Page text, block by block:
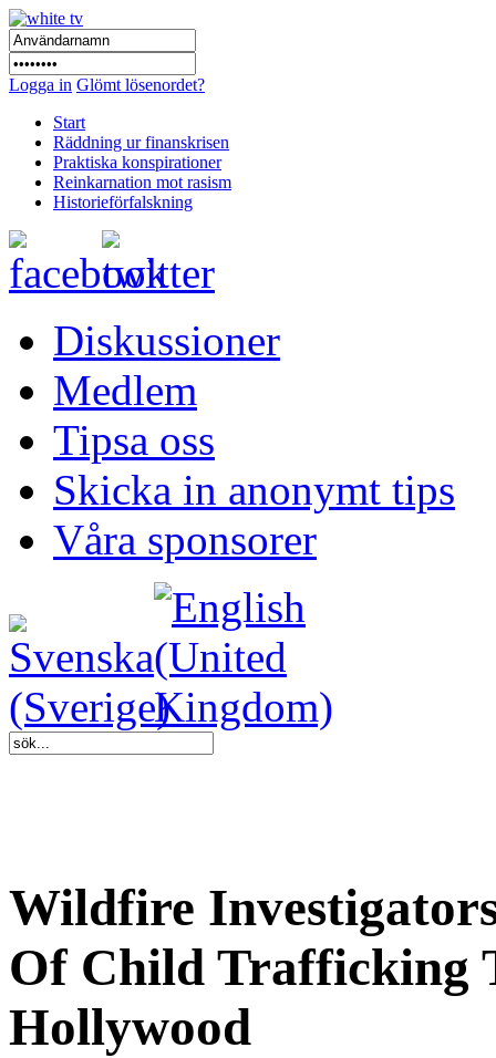
Logga in Glömt lösenordet?
Start
Räddning ur finanskrisen
Praktiska konspirationer
Reinkarnation mot rasism
Historieförfalskning
Diskussioner
Medlem
Tipsa oss
Skicka in anonymt tips
Våra sponsorer
Wildfire
Of Child Trafficking
Hollywood